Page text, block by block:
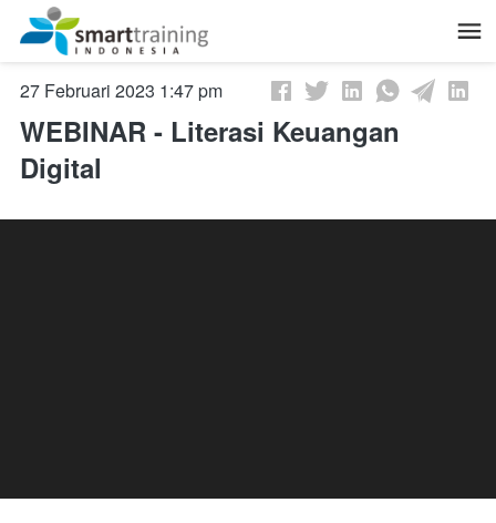
27 Februari 2023 1:47 pm
WEBINAR - Literasi Keuangan
Digital